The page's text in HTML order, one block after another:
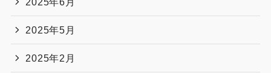
2025年5月
2025年2月